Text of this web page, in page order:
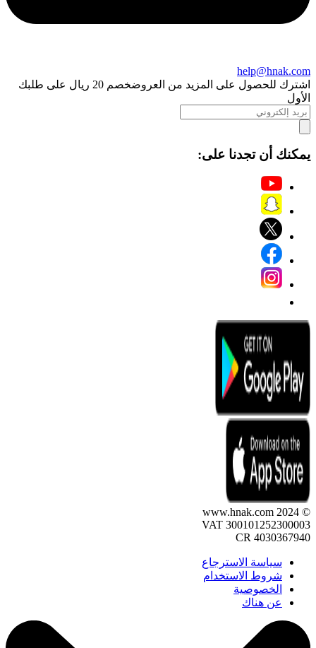
للحصول على المزيد من العروض
خصم 20 ريال على طلبك
أن تجدنا على:
VAT
CR
سياسة الاسترجاع
شروط الاستخدام
الخصوصية
عن هناك